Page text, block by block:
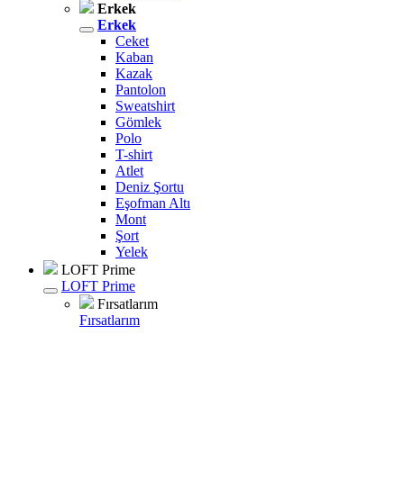
Erkek
Erkek
Ceket
Kaban
Kazak
Pantolon
Sweatshirt
Gömlek
Polo
T-shirt
Atlet
Deniz Şortu
Eşofman Altı
Mont
Şort
Yelek
LOFT Prime
LOFT Prime
Fırsatlarım
Fırsatlarım